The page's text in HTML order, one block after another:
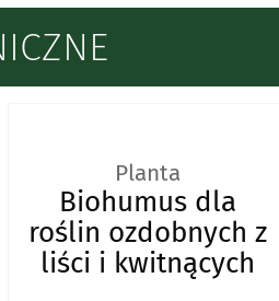
Planta
Biohumus dla
roślin ozdobnych z
liści i kwitnących